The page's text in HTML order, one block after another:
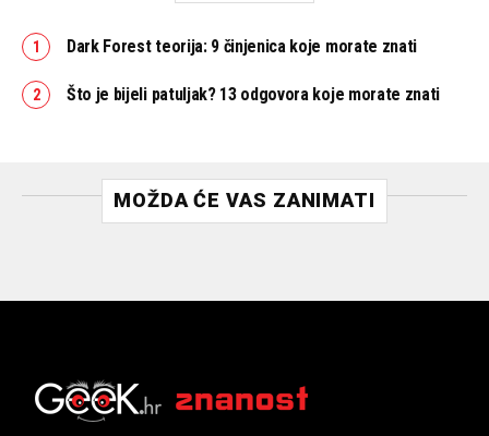
Dark Forest teorija: 9 činjenica koje morate znati
Što je bijeli patuljak? 13 odgovora koje morate znati
MOŽDA ĆE VAS ZANIMATI